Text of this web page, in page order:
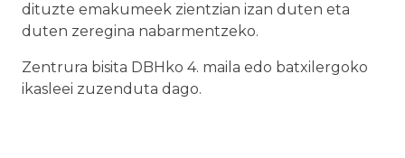
dituzte emakumeek zientzian izan duten eta
duten zeregina nabarmentzeko.
Zentrura bisita DBHko 4. maila edo batxilergoko
ikasleei zuzenduta dago.